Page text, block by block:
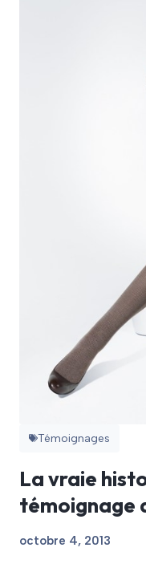
Témoignages
La vraie
témoignage
octobre 4, 2013